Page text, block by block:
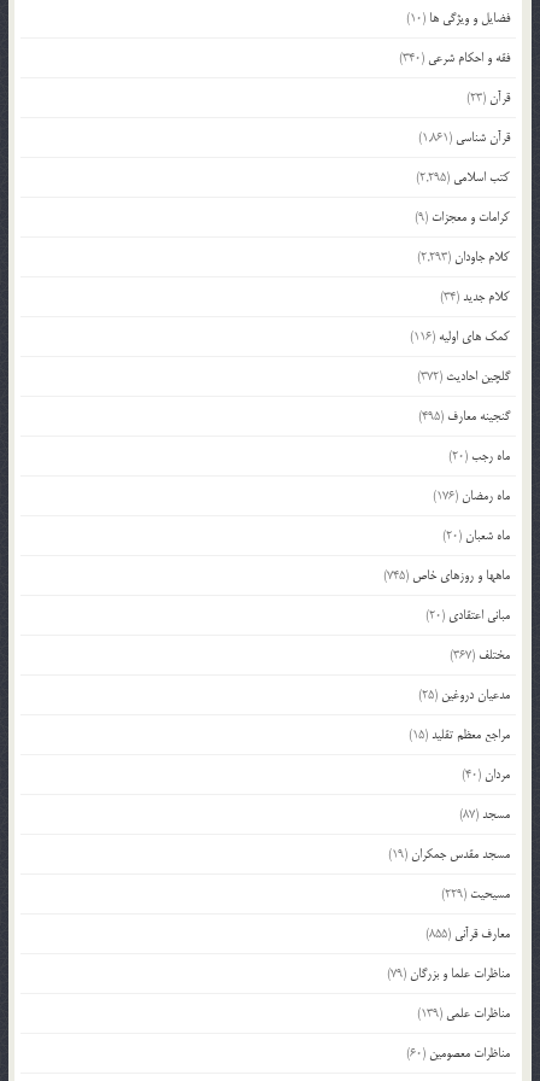
فضایل و ویژگی ها (10)
فقه و احکام شرعی (340)
قرآن(23)
قرآن شناسی (1,861)
کتب اسلامی (2,295)
کرامات و معجزات (9)
کلام جاودان(2,293)
کلام جدید(34)
کمک های اولیه (116)
گلچین احادیث (372)
گنجینه معارف (495)
ماه رجب(20)
ماه رمضان(176)
ماه شعبان(20)
ماهها و روزهای خاص (745)
مبانی اعتقادی (20)
مختلف (367)
مدعیان دروغین (25)
مراجع معظم تقلید(15)
مردان(40)
مسجد(87)
مسجد مقدس جمکران(19)
مسیحیت (229)
معارف قرآنی (855)
مناظرات علما و بزرگان(79)
مناظرات علمی (139)
مناظرات معصومین (60)